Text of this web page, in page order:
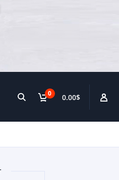
0 0.00$